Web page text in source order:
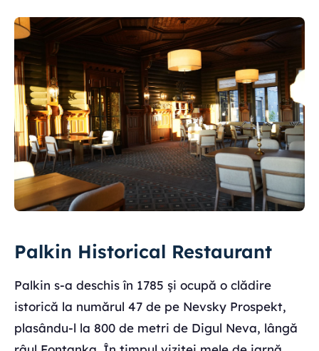
Palkin Historical Restaurant
Palkin s-a deschis în 1785 și ocupă o clădire
istorică la numărul 47 de pe Nevsky Prospekt,
plasându-l la 800 de metri de Digul Neva, lângă